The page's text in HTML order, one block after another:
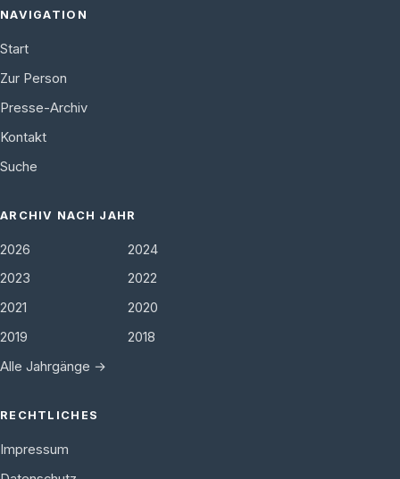
NAVIGATION
Start
Zur Person
Presse-Archiv
Kontakt
Suche
ARCHIV NACH JAHR
2026
2024
2023
2022
2021
2020
2019
2018
Alle Jahrgänge →
RECHTLICHES
Impressum